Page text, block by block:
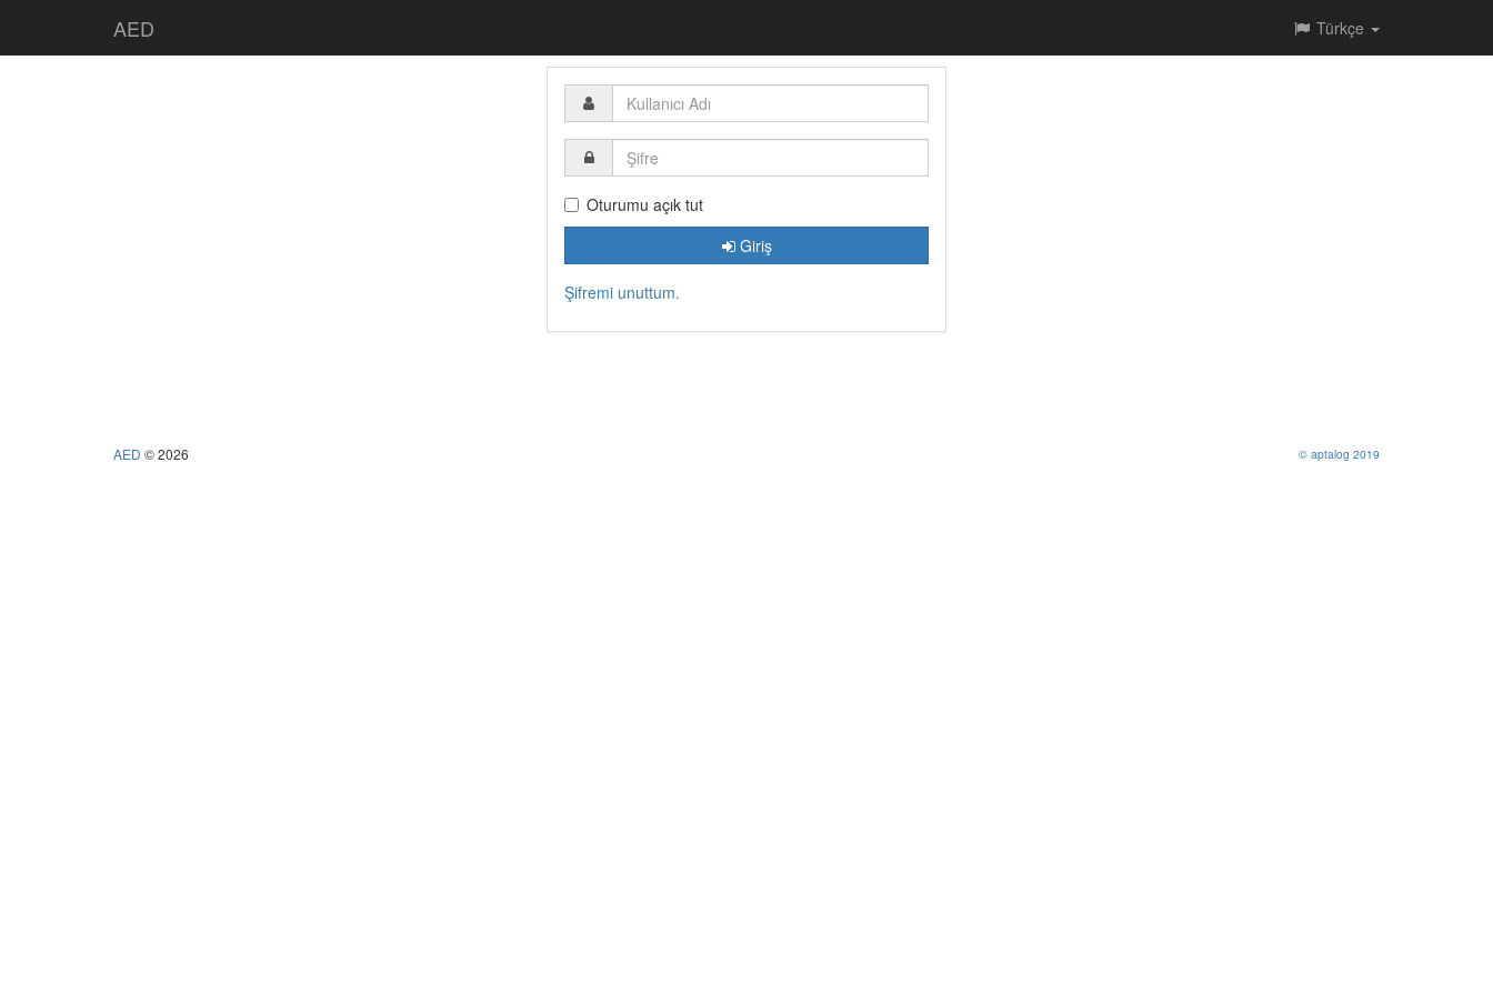
AED Türkçe
Kullanıcı
Adı
Şifre
Oturumu açık tut
Giriş
Şifremi unuttum.
AED © 2026 © aptalog 2019